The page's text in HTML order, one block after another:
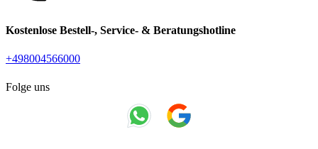
Kostenlose Bestell-, Service- & Beratungshotline
+498004566000
Folge uns